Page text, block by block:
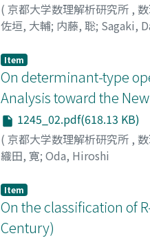
( 京都大学数理解析研究所 ,
佐垣, 大輔; 内藤, 聡; Sagaki,
Item
On determinant-type
Analysis toward the
1245_02.pdf(618.13 KB)
( 京都大学数理解析研究所 ,
織田, 寛; Oda, Hiroshi
Item
On the classification of
Century)